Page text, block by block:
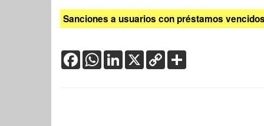
Sanciones a usuarios con préstamos
FacebookWhatsApp
LinkedIn
X Copy
Link